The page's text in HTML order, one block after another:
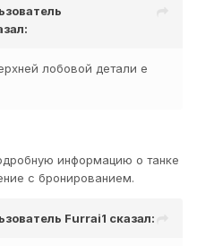
лобовой детали е
информацию о танке
с бронированием.
Furrai1 сказал: